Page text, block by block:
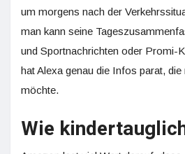
um morgens nach der
man kann seine
und Sportnachrichten oder Promi-
hat Alexa genau die Infos parat, die
möchte.
Wie